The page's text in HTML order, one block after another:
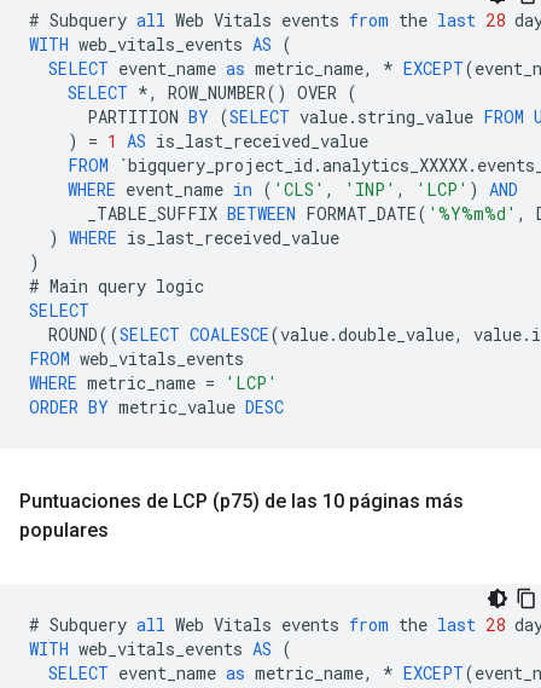
# Subquery all Web Vitals events from the last 28
WITH web_vitals_events AS (
SELECT event_name as metric_name, * EXCEPT(
SELECT *, ROW_NUMBER() OVER (
PARTITION BY (SELECT value. string_value FROM
)
= 1 AS is_last_received_value
FROM
`bigquery_project_id .analytics_XXXXX.
WHERE event_name in ( 'CLS' , 'INP' , 'LCP' )
AND
_TABLE_SUFFIX BETWEEN FORMAT_DATE( '%Y%m%d' ,
) WHERE is_last_received_value
)
# Main query logic
SELECT
ROUND((SELECT COALESCE(value.double_value, value.
FROM web_vitals_events
WHERE metric_name =
'LCP'
ORDER BY metric_value DESC
Puntuaciones de LCP (p75) de las 10 páginas más
populares
# Subquery all Web Vitals events from the last 28
WITH web_vitals_events AS (
SELECT event_name as metric_name, * EXCEPT(